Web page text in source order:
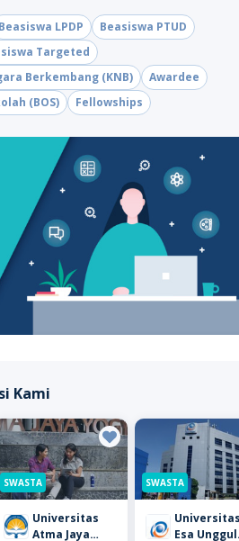
Beasiswa LPDP
Beasiswa PTUD
Targeted
Berkembang (KNB)
Awardee
(BOS)
Fellowships
Kami
SWASTA
Universitas
Atma Jaya
SWASTA
Esa Unggul